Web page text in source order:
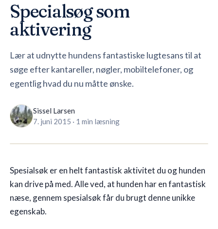
Instruktører
Blog
Specialsøg som
aktivering
Lær at udnytte hundens fantastiske lugtesans til at
søge efter kantareller, nøgler, mobiltelefoner, og
egentlig hvad du nu måtte ønske.
Sissel Larsen
7. juni 2015 · 1 min læsning
Spesialsøk er en helt fantastisk aktivitet du og hunden
kan drive på med. Alle ved, at hunden har en fantastisk
næse, gennem spesialsøk får du brugt denne unikke
egenskab.